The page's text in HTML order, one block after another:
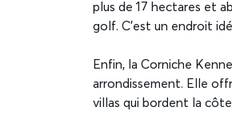
plus de 17 hectares et
golf. C’est un endroit
Enfin, la Corniche
arrondissement. Elle
villas qui bordent la